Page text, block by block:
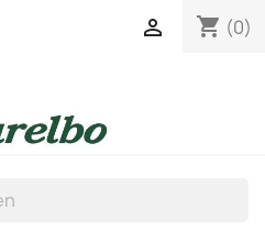
shopping_cart (0)
